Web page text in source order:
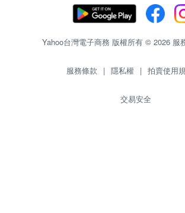
Yahoo台灣電子商務 版權所有 © 2026 服
服務條款 | 隱私權 | 拍賣使用
交易安全